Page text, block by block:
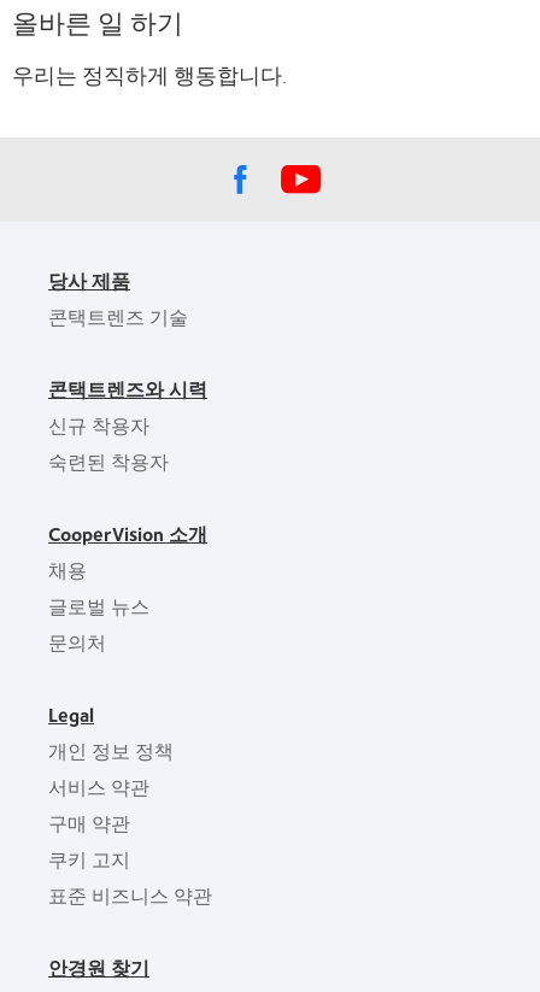
올바른 일 하기
우리는 정직하게 행동합니다.
당사 제품
콘택트렌즈 기술
콘택트렌즈와 시력
신규 착용자
숙련된 착용자
CooperVision 소개
채용
글로벌 뉴스
문의처
Legal
개인 정보 정책
서비스 약관
구매 약관
쿠키 고지
표준 비즈니스 약관
안경원 찾기